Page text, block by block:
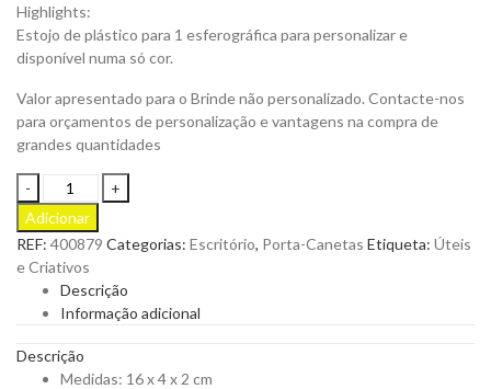
Highlights:
Estojo de plástico para 1 esferográfica para personalizar e
disponível numa só cor.
Valor apresentado para o Brinde não personalizado. Contacte-nos
para orçamentos de personalização e vantagens na compra de
grandes quantidades
Estojo
para
Esferográfica
Placase
para
Personalizar
quantity
Adicionar
REF: 400879 Categorias: Escritório, Porta-Canetas Etiqueta: Úteis
e Criativos
Descrição
Informação adicional
Descrição
Medidas: 16 x 4 x 2 cm